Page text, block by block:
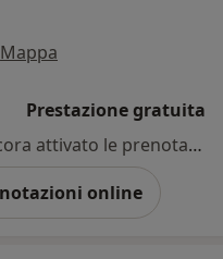
Mappa
Prestazione gratuita
Questo dottore non ha ancora attivato le prenotazioni online presso questo indirizzo.
online